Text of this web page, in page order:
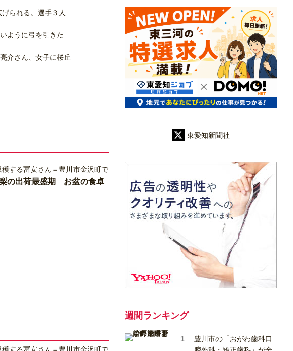
られる。選手３人
ように弓を引きた
介さん、女子に桜丘
の出荷最盛期 お盆の食卓
東愛知新聞社
週間ランキング
豊川市の「おがわ歯科口